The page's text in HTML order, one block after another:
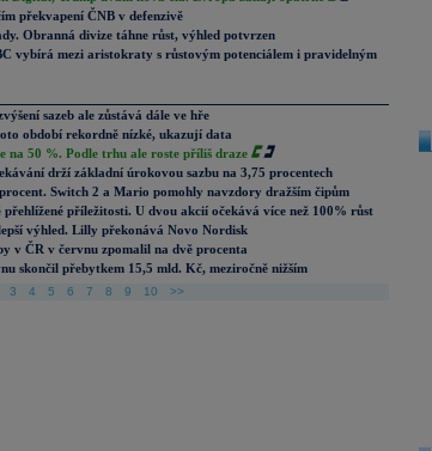
překvapení ČNB v defenzivě
Obranná divize táhne růst, výhled potvrzen
vybírá mezi aristokraty s růstovým potenciálem i pravidelným
sazeb ale zůstává dále ve hře
období rekordně nízké, ukazují data
na 50 %. Podle trhu ale roste příliš draze
drží základní úrokovou sazbu na 3,75 procentech
Switch 2 a Mario pomohly navzdory dražším čipům
příležitosti. U dvou akcií očekává více než 100% růst
výhled. Lilly překonává Novo Nordisk
v ČR v červnu zpomalil na dvě procenta
skončil přebytkem 15,5 mld. Kč, meziročně nižším
3 4 5 6 7 8 9 10 >>